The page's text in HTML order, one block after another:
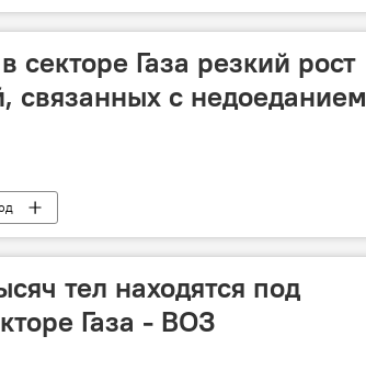
секторе Газа резкий рост
связанных с недоеданием
тел находятся под
Газа - ВОЗ